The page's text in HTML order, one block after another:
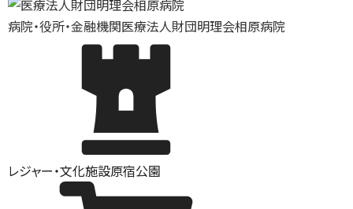
病院・役所・金融機関医療法人財団明理会相原病院
レジャー・文化施設原宿公園